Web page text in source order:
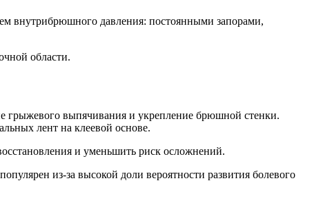
внутрибрюшного давления: постоянными запорами,
области.
грыжевого выпячивания и укрепление брюшной стенки.
лент на клеевой основе.
и уменьшить риск осложнений.
из-за высокой доли вероятности развития болевого